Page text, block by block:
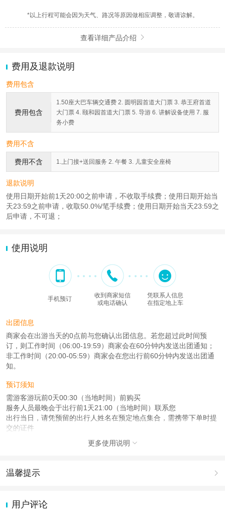
*以上行程可能会因为天气、路况等原因做相应调整，敬请谅解。
查看详细产品介绍 
费用及退款说明
费用包含
费用包含
1.50座大巴车辆交通费 2. 圆明园首道大门票 3. 恭王府首道
大门票 4. 颐和园首道大门票 5. 导游 6. 讲解设备使用 7. 服
务小费
费用不含
费用不含 1.上门接+送回服务 2. 午餐 3. 儿童安全座椅
退款说明
使用日期开始前1天20:00之前申请，不收取手续费；使用日期开始当
天23:59之前申请，收取50.0%/笔手续费；使用日期开始当天23:59之
后申请，不可退；
使用说明
手机预订
收到商家短信
或电话确认
凭联系人信息
在指定地上车
出团信息
商家会在出游当天的0点前与您确认出团信息。若您超过此时间预
订，则工作时间（06:00-19:59）商家会在60分钟内发送出团通知；
非工作时间（20:00-05:59）商家会在您出行前60分钟内发送出团通
知。
预订须知
需游客游玩前0天00:30（当地时间）前购买
服务人员最晚会于出行前1天21:00（当地时间）联系您
出行当日，请凭预留的出行人姓名在预定地点集合，需携带下单时提
交的证件
儿童：3周岁 – 17周岁；
老人：60周岁 – 99周岁；
更多使用说明 
温馨提示 
动（如跳伞、潜水、滑雪等）前，请务必仔细阅读
用户评论